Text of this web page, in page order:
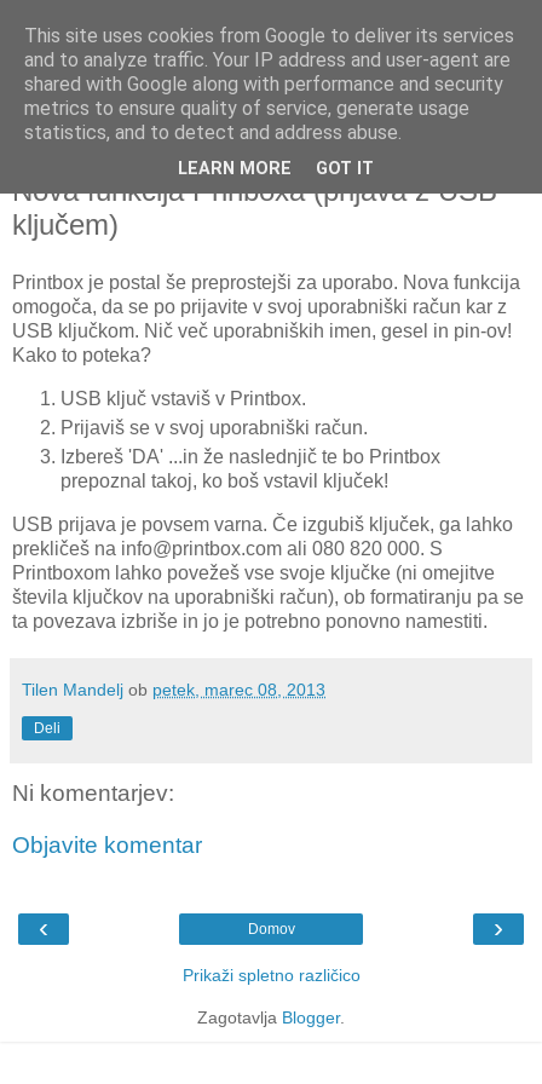
petek, 8. marec 2013
Nova funkcija Prinboxa (prijava z USB
ključem)
Printbox je postal še preprostejši za uporabo. Nova funkcija
omogoča, da se po prijavite v svoj uporabniški račun kar z
USB ključkom. Nič več uporabniških imen, gesel in pin-ov!
Kako to poteka?
USB ključ vstaviš v Printbox.
Prijaviš se v svoj uporabniški račun.
Izbereš 'DA' ...in že naslednjič te bo Printbox
prepoznal takoj, ko boš vstavil ključek!
USB prijava je povsem varna. Če izgubiš ključek, ga lahko
prekličeš na info@printbox.com ali 080 820 000. S
Printboxom lahko povežeš vse svoje ključke (ni omejitve
števila ključkov na uporabniški račun), ob formatiranju pa se
ta povezava izbriše in jo je potrebno ponovno namestiti.
Tilen Mandelj ob petek, marec 08, 2013
Deli
Ni komentarjev:
Objavite komentar
‹ ›
Domov
Prikaži spletno različico
Zagotavlja Blogger.
This site uses cookies from Google to deliver its services
and to analyze traffic. Your IP address and user-agent are
shared with Google along with performance and security
metrics to ensure quality of service, generate usage
statistics, and to detect and address abuse.
LEARN MORE GOT IT